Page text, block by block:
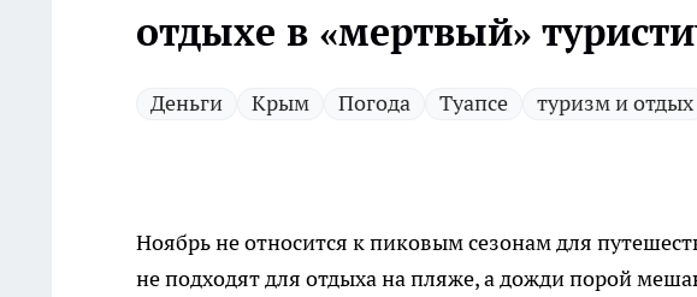
отдыхе в «мертвый»
Деньги Крым Погода Туапсе туризм и отдых
Ноябрь не относится к пиковым сезонам для
не подходят для отдыха на пляже, а дожди порой